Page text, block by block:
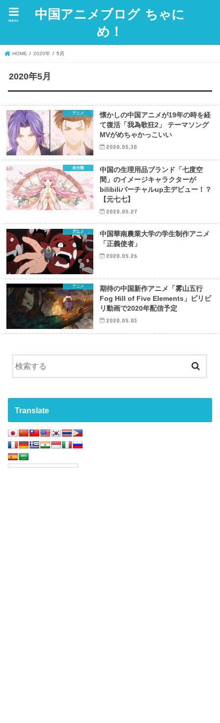
中国アニメブログ ちゃに
め！
menu
HOME 2020年 5月
2020年5月
アニメ
懐かしの中国アニメが19年の時を経
て復活「我為歌狂2」 テーマソング
MVがめちゃかっこいい
2020.05.30
未分類
中国の生理用品ブランド「七度空
間」のイメージキャラクターが
bilibiliバーチャルup主デビュー！？
【元七七】
2020.05.27
アニメ
中国華南農業大学の学生制作アニメ
「正義使者」
2020.05.26
アニメ
期待の中国新作アニメ「雾山五行
Fog Hill of Five Elements」ビリビ
リ動画で2020年配信予定
2020.05.03
Translate